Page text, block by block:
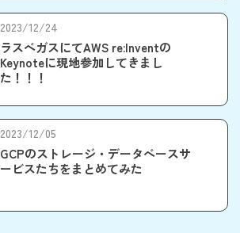
2023/12/24
ラスベガスにてAWS re:Inventの
Keynoteに現地参加してきまし
た！！！
2023/12/05
GCPのストレージ・データベースサ
ービスたちをまとめてみた